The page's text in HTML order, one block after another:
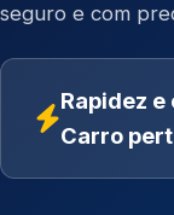
seguro e com
Rapidez
Carro